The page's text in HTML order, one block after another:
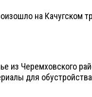
на Качугском
из Черемховского
для